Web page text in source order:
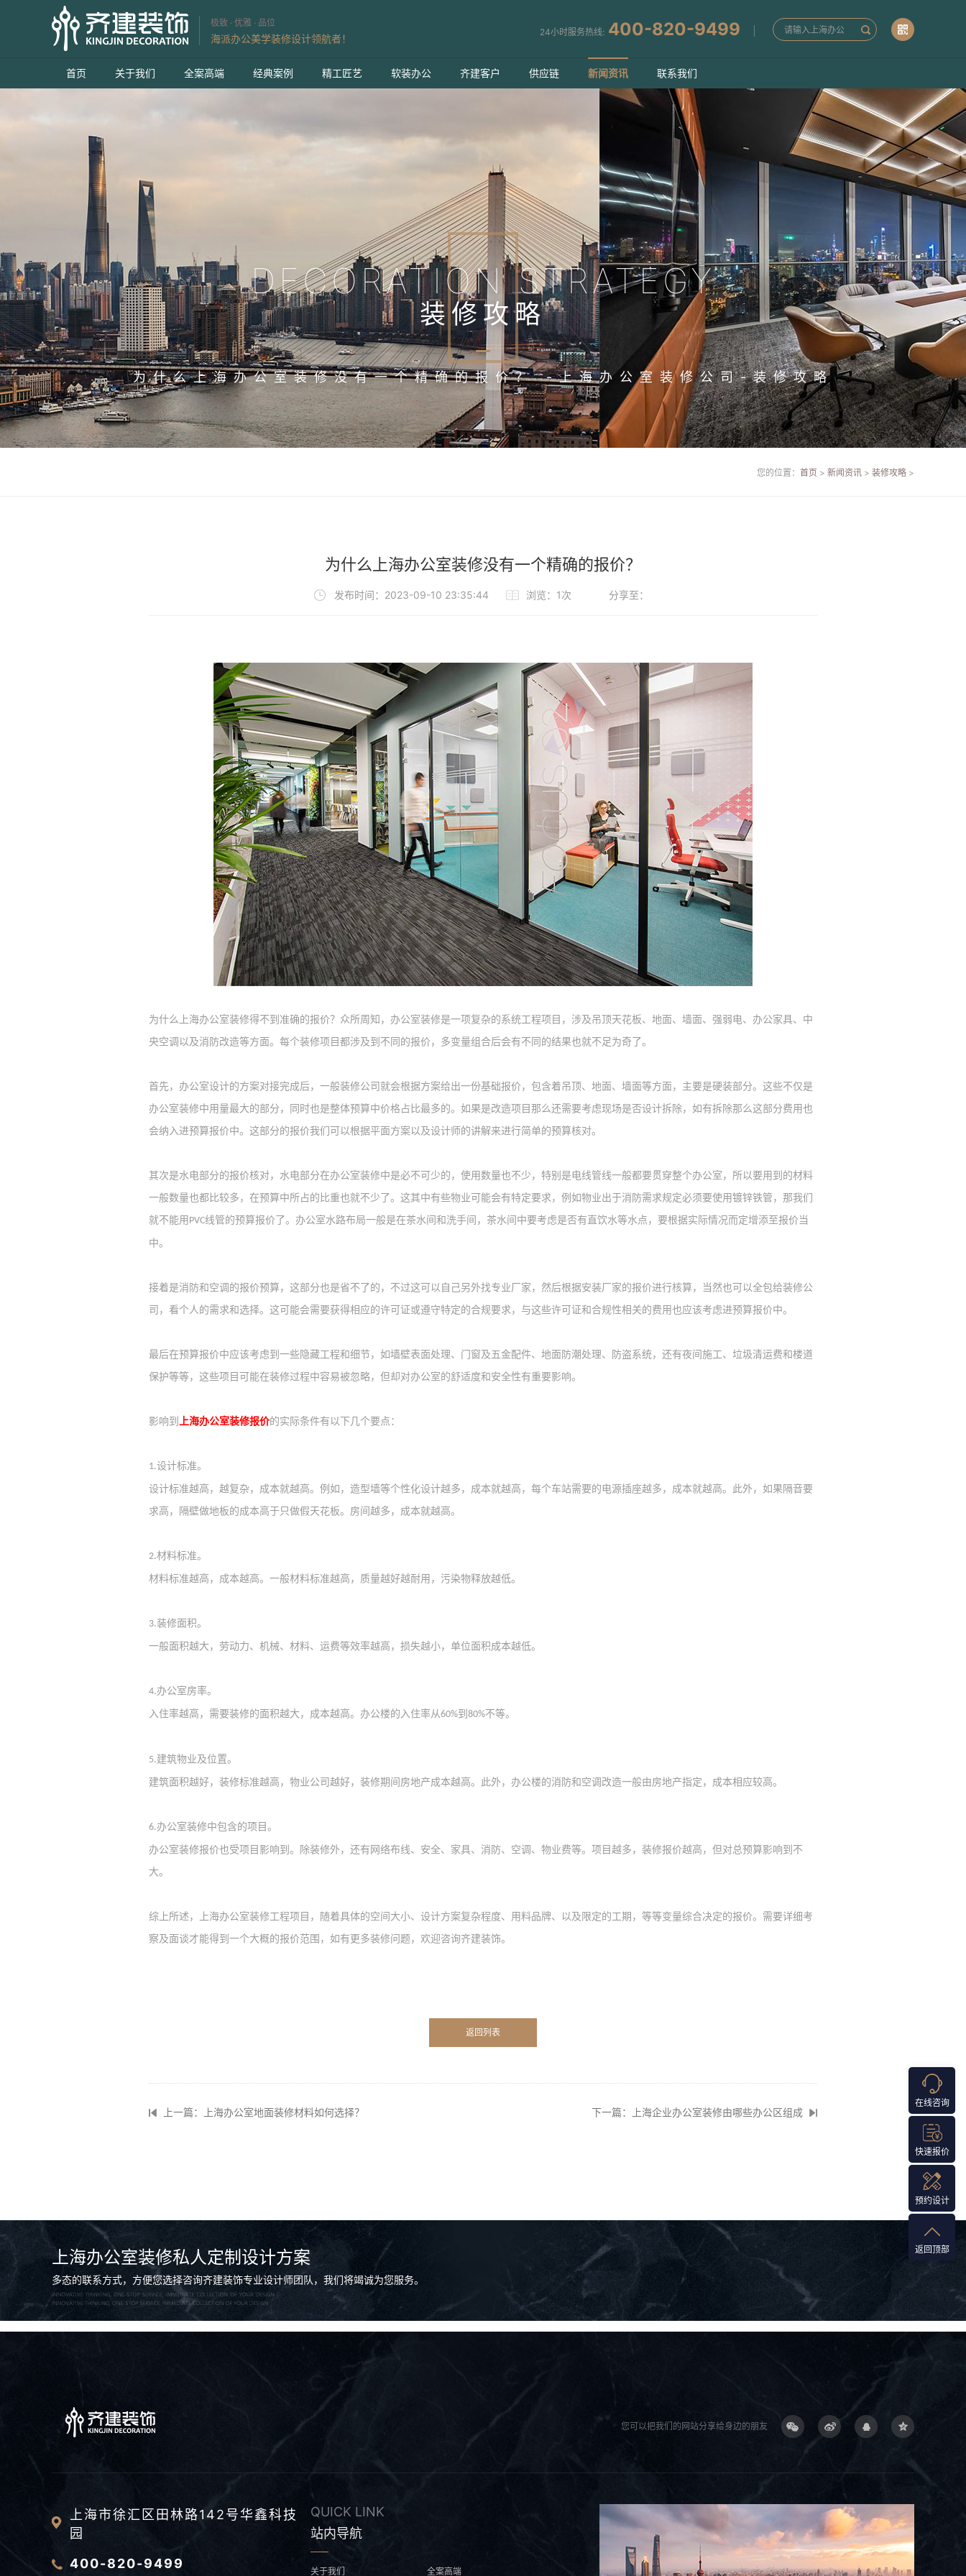
极致 · 优雅 · 品位
海派办公美学装修设计领航者！
24小时服务热线: 400-820-9499
首页 关于我们 全案高端 经典案例 精工匠艺 软装办公 齐建客户 供应链 新闻资讯 联系我们
DECORATION STRATEGY
装修攻略
为什么上海办公室装修没有一个精确的报价？ -上海办公室装修公司-装修攻略
您的位置： 首页 > 新闻资讯 > 装修攻略 >
为什么上海办公室装修没有一个精确的报价？
发布时间：2023-09-10 23:35:44 浏览：1次 分享至：
为什么 上海办公室装修得不到准确的报价？众所周知，办公室装修是一项复杂的系统工程项目 ，涉及吊顶天花板、地面、墙面、 强弱电、办公家具、 中
央空调 以及消防改造等方面。每个装修项目都涉及到不同的报价 ， 多变量组合后会有不同的结果也就不足为奇了。
首先，办公室设计的方案对接完成后，一般装修公司就会根据方案给出一份基础报价，包含着吊顶、地面、墙面等方面，主要是硬装部分。这些不仅是
办公室装修中用量最大的部分，同时也是整体预算中价格占比最多的。如果是改造项目那么还需要考虑现场是否设计拆除，如有拆除那么这部分费用也
会纳入进预算报价中。这部分的报价我们可以根据平面方案以及设计师的讲解来进行简单的预算核对。
其次是水电部分的报价核对，水电部分在办公室装修中是必不可少的，使用数量也不少，特别是电线管线一般都要贯穿整个办公室，所以要用到的材料
一般数量也都比较多，在预算中所占的比重也就不少了。这其中有些物业可能会有特定要求，例如物业出于消防需求规定必须要使用镀锌铁管，那我们
就不能用 PVC线管的预算报价了。办公室水路布局一般是在茶水间和洗手间，茶水间中要考虑是否有直饮水等水点，要根据实际情况而定增添至报价当
中。
接着是消防和空调的报价预算，这部分也是省不了的，不过这可以自己另外找专业厂家，然后根据安装厂家的报价进行核算，当然也可以全包给装修公
司，看个人的需求和选择。这可能会需要获得相应的许可证或遵守特定的合规要求，与这些许可证和合规性相关的费用也应该考虑进预算报价中。
最后在预算报价中应该考虑到一些隐藏工程和细节，如墙壁表面处理、门窗及五金配件、地面防潮处理、防盗系统，还有夜间施工、垃圾清运费和楼道
保护等等，这些项目可能在装修过程中容易被忽略，但却对办公室的舒适度和安全性有重要影响。
影响到 上海办公室装修报价的实际条件有以下几个要点：
1.设计标准。
设计标准越高，越复杂，成本就越高。例如，造型墙等个性化设计越多，成本就越高，每个车站需要的电源插座越多，成本就越高。此外，如果隔音要
求高，隔壁做地板的成本高于只做假天花板。房间越多，成本就越高。
2.材料标准。
材料标准越高，成本越高。一般材料标准越高，质量越好越耐用，污染物释放越低。
3.装修面积。
一般面积越大，劳动力、机械、材料、运费等效率越高，损失越小，单位面积成本越低。
4.办公室房率。
入住率越高，需要装修的面积越大，成本越高。办公楼的入住率从60%到 80%不等。
5.建筑物业及位置。
建筑面积越好，装修标准越高，物业公司越好，装修期间房地产成本越高。此外，办公楼的消防和空调改造一般由房地产指定，成本相应较高。
6.办公室装修中包含的项目。
办公室装修报价也受项目影响到。除装修外，还有网络布线、安全、家具、消防、空调、物业费等。项目越多，装修报价越高，但对总预算影响到不
大。
综上所述，上海办公室装修工程项目，随着具体的空间大小、设计方案复杂程度、用料品牌、以及限定的工期，等等变量综合决定的报价。需要详细考
察及面谈才能得到一个大概的报价范围，如有更多装修问题，欢迎咨询齐建装饰。
返回列表
上一篇：上海办公室地面装修材料如何选择？ 下一篇：上海企业办公室装修由哪些办公区组成
上海办公室装修私人定制设计方案
多态的联系方式，方便您选择咨询齐建装饰专业设计师团队，我们将竭诚为您服务。
您可以把我们的网站分享给身边的朋友
上海市徐汇区田林路142号华鑫科技
园
400-820-9499
QUICK LINK
站内导航
关于我们 全案高端
在线咨询
快速报价
预约设计
返回顶部